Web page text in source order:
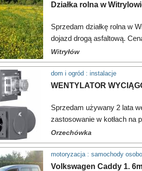
Działka rolna w
Sprzedam działkę rolna w
dojazd drogą asfaltową.
Witryłów
dom i ogród : instalacje
WENTYLATOR
Sprzedam używany 2 lata
zastosowanie w kotłach na
Urządzenie je
Orzechówka
motoryzacja : samochody
Volkswagen Caddy 1.